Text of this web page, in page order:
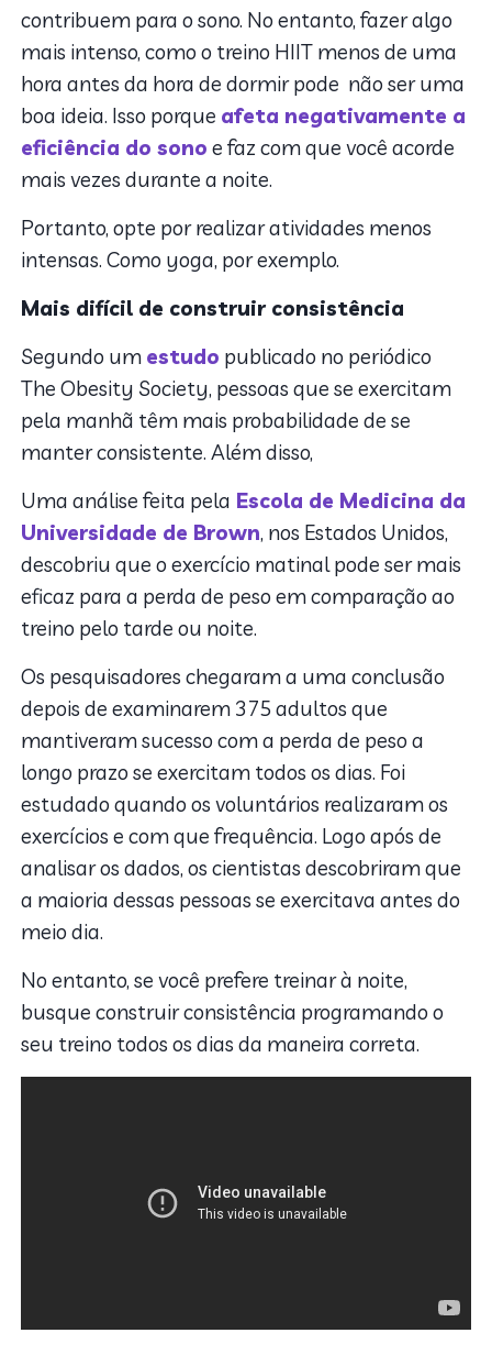
contribuem para o sono. No entanto, fazer algo
mais intenso, como o treino HIIT menos de uma
hora antes da hora de dormir pode não ser uma
boa ideia. Isso porque afeta negativamente a
eficiência do sono e faz com que você acorde
mais vezes durante a noite.
Portanto, opte por realizar atividades menos
intensas. Como yoga, por exemplo.
Mais difícil de construir consistência
Segundo um estudo publicado no periódico
The Obesity Society, pessoas que se exercitam
pela manhã têm mais probabilidade de se
manter consistente. Além disso,
Uma análise feita pela Escola de Medicina da
Universidade de Brown, nos Estados Unidos,
descobriu que o exercício matinal pode ser mais
eficaz para a perda de peso em comparação ao
treino pelo tarde ou noite.
Os pesquisadores chegaram a uma conclusão
depois de examinarem 375 adultos que
mantiveram sucesso com a perda de peso a
longo prazo se exercitam todos os dias. Foi
estudado quando os voluntários realizaram os
exercícios e com que frequência. Logo após de
analisar os dados, os cientistas descobriram que
a maioria dessas pessoas se exercitava antes do
meio dia.
No entanto, se você prefere treinar à noite,
busque construir consistência programando o
seu treino todos os dias da maneira correta.